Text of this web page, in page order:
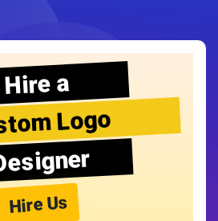
Hire a
Logo
Hire Us